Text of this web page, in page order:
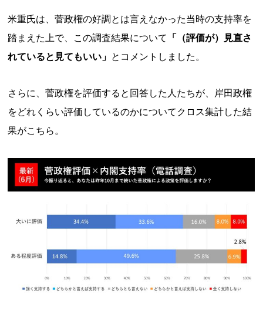
米重氏は、菅政権の好調とは言えなかった当時の支持率を
踏まえた上で、この調査結果について
「（評価が）見直さ
れていると見てもいい」 とコメントしました。
さらに、菅政権を評価すると回答した人たちが、岸田政権
をどれくらい評価しているのかについてクロス集計した結
果がこちら。